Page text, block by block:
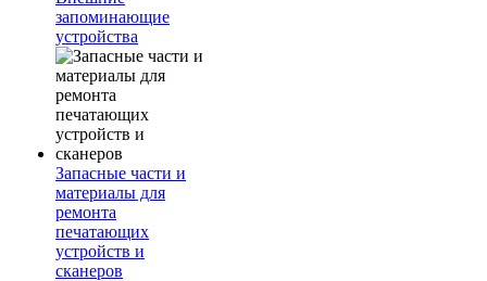
запоминающие
устройства
Запасные части и
материалы для
ремонта
печатающих
устройств и
сканеров